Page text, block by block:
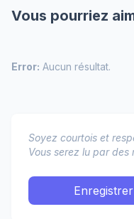
Vous pourriez
Error: Aucun résultat.
Soyez courtois et
Vous serez lu par des